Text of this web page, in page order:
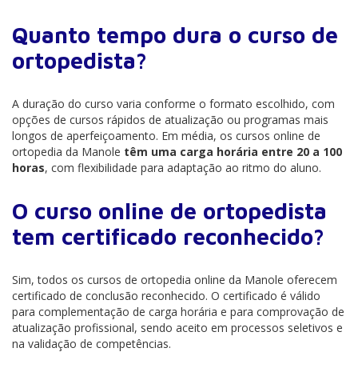
Quanto tempo dura o curso de
ortopedista?
A duração do curso varia conforme o formato escolhido, com
opções de cursos rápidos de atualização ou programas mais
longos de aperfeiçoamento. Em média, os cursos online de
ortopedia da Manole têm uma carga horária entre 20 a 100
horas, com flexibilidade para adaptação ao ritmo do aluno.
O curso online de ortopedista
tem certificado reconhecido?
Sim, todos os cursos de ortopedia online da Manole oferecem
certificado de conclusão reconhecido. O certificado é válido
para complementação de carga horária e para comprovação de
atualização profissional, sendo aceito em processos seletivos e
na validação de competências.